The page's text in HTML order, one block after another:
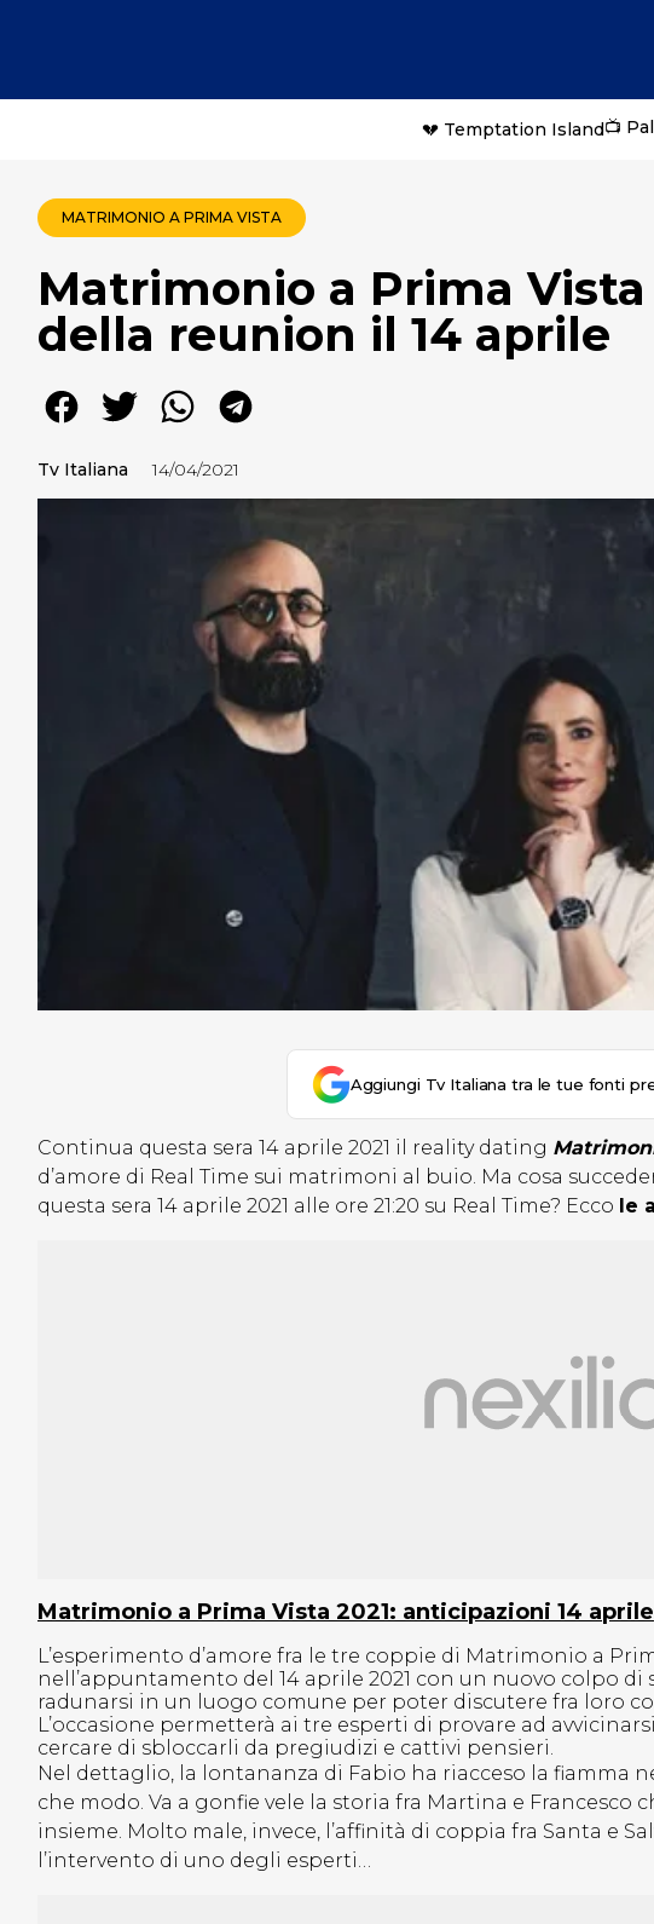
💔 Temptation Island📺
MATRIMONIO A PRIMA VISTA
Matrimonio a Prima Vista
della reunion il 14 aprile
Tv Italiana 14/04/2021
Aggiungi Tv Italiana tra le tue fonti
Continua questa sera 14 aprile 2021 il reality dating
d’amore di Real Time sui matrimoni al buio. Ma cosa
questa sera 14 aprile 2021 alle ore 21:20 su Real Time? Ecco le
Matrimonio a Prima Vista 2021: anticipazioni 14 aprile
L’esperimento d’amore fra le tre coppie di Matrimonio a
nell’appuntamento del 14 aprile 2021 con un nuovo colpo di
radunarsi in un luogo comune per poter discutere fra loro
L’occasione permetterà ai tre esperti di provare ad
cercare di sbloccarli da pregiudizi e cattivi pensieri.
Nel dettaglio, la lontananza di Fabio ha riacceso la fiamma
che modo. Va a gonfie vele la storia fra Martina e Francesco
insieme. Molto male, invece, l’affinità di coppia fra Santa e
l’intervento di uno degli esperti…